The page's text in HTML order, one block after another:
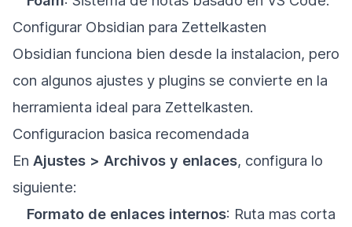
Configurar Obsidian para Zettelkasten
Obsidian funciona bien desde la instalacion, pero
con algunos ajustes y plugins se convierte en la
herramienta ideal para Zettelkasten.
Configuracion basica recomendada
En Ajustes > Archivos y enlaces, configura lo
siguiente:
Formato de enlaces internos: Ruta mas corta